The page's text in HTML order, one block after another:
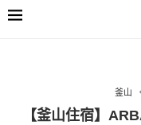
釜山
【釜山住宿】